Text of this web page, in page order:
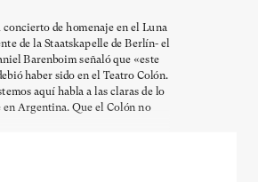
concierto de homenaje en el Luna
de la Staatskapelle de Berlín- el
Barenboim señaló que «este
haber sido en el Teatro Colón.
aquí habla a las claras de lo
en Argentina. Que el Colón no